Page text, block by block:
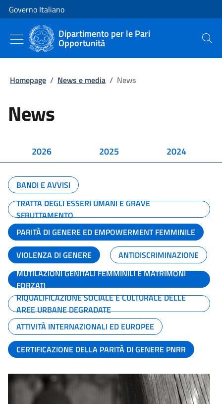
Vai al contenuto
Vai alla navigazione del sito
Governo Italiano
Dipartimento per le Pari
Opportunità Cerca
Homepage / News e media / News
News
2026 2025 2024
BANDI E AVVISI
TRATTA DEGLI ESSERI UMANI E GRAVE
SFRUTTAMENTO
PARITÀ DI GENERE ED EMPOWERMENT FEMMINILE
VIOLENZA DI GENERE
ANTIDISCRIMINAZIONE
MUTILAZIONI GENITALI FEMMINILI E MATRIMONI
FORZATI
RIQUALIFICAZIONE SOCIALE E CULTURALE DELLE
AREE URBANE DEGRADATE
ATTIVITÀ INTERNAZIONALI ED EUROPEE
CERTIFICAZIONE DELLA PARITÀ DI GENERE PNRR